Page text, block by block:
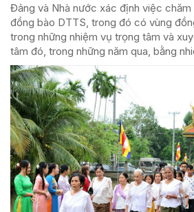
Đảng và Nhà nước xác định việc chăm
đồng bào DTTS, trong đó có vùng
trong những nhiệm vụ trọng tâm và
tâm đó, trong những năm qua, bằng